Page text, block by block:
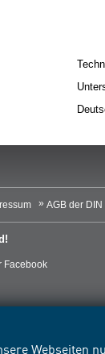
Webseiten
AGB der
Facebook